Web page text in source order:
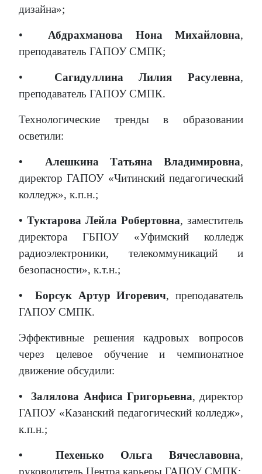
дизайна»;
• Абдрахманова Нона Михайловна,
преподаватель ГАПОУ СМПК;
• Сагидуллина Лилия Расулевна,
преподаватель ГАПОУ СМПК.
Технологические тренды в образовании
осветили:
• Алешкина Татьяна Владимировна,
директор ГАПОУ «Читинский педагогический
колледж», к.п.н.;
• Туктарова Лейла Робертовна, заместитель
директора ГБПОУ «Уфимский колледж
радиоэлектроники, телекоммуникаций и
безопасности», к.т.н.;
• Борсук Артур Игоревич, преподаватель
ГАПОУ СМПК.
Эффективные решения кадровых вопросов
через целевое обучение и чемпионатное
движение обсудили:
• Залялова Анфиса Григорьевна, директор
ГАПОУ «Казанский педагогический колледж»,
к.п.н.;
• Пехенько Ольга Вячеславовна,